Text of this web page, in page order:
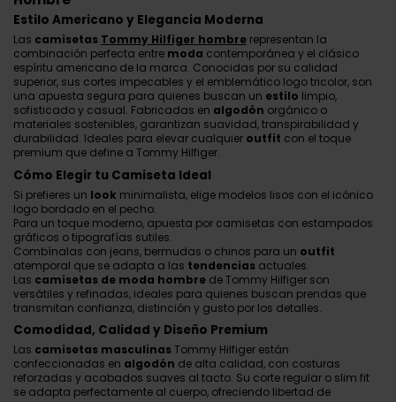
Estilo Americano y Elegancia Moderna
Las camisetas Tommy Hilfiger hombre representan la
combinación perfecta entre moda contemporánea y el clásico
espíritu americano de la marca. Conocidas por su calidad
superior, sus cortes impecables y el emblemático logo tricolor, son
una apuesta segura para quienes buscan un estilo limpio,
sofisticado y casual. Fabricadas en algodón orgánico o
materiales sostenibles, garantizan suavidad, transpirabilidad y
durabilidad. Ideales para elevar cualquier outfit con el toque
premium que define a Tommy Hilfiger.
Cómo Elegir tu Camiseta Ideal
Si prefieres un look minimalista, elige modelos lisos con el icónico
logo bordado en el pecho.
Para un toque moderno, apuesta por camisetas con estampados
gráficos o tipografías sutiles.
Combínalas con jeans, bermudas o chinos para un outfit
atemporal que se adapta a las tendencias actuales.
Las camisetas de moda hombre de Tommy Hilfiger son
versátiles y refinadas, ideales para quienes buscan prendas que
transmitan confianza, distinción y gusto por los detalles.
Comodidad, Calidad y Diseño Premium
Las camisetas masculinasTommy Hilfiger están
confeccionadas en algodón de alta calidad, con costuras
reforzadas y acabados suaves al tacto. Su corte regular o slim fit
se adapta perfectamente al cuerpo, ofreciendo libertad de